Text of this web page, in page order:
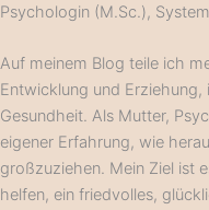
Psychologin (M.Sc.),
Auf meinem Blog teile ich
Entwicklung und Erziehung,
Gesundheit. Als Mutter,
eigener Erfahrung, wie
großzuziehen. Mein Ziel ist
helfen, ein friedvolles,